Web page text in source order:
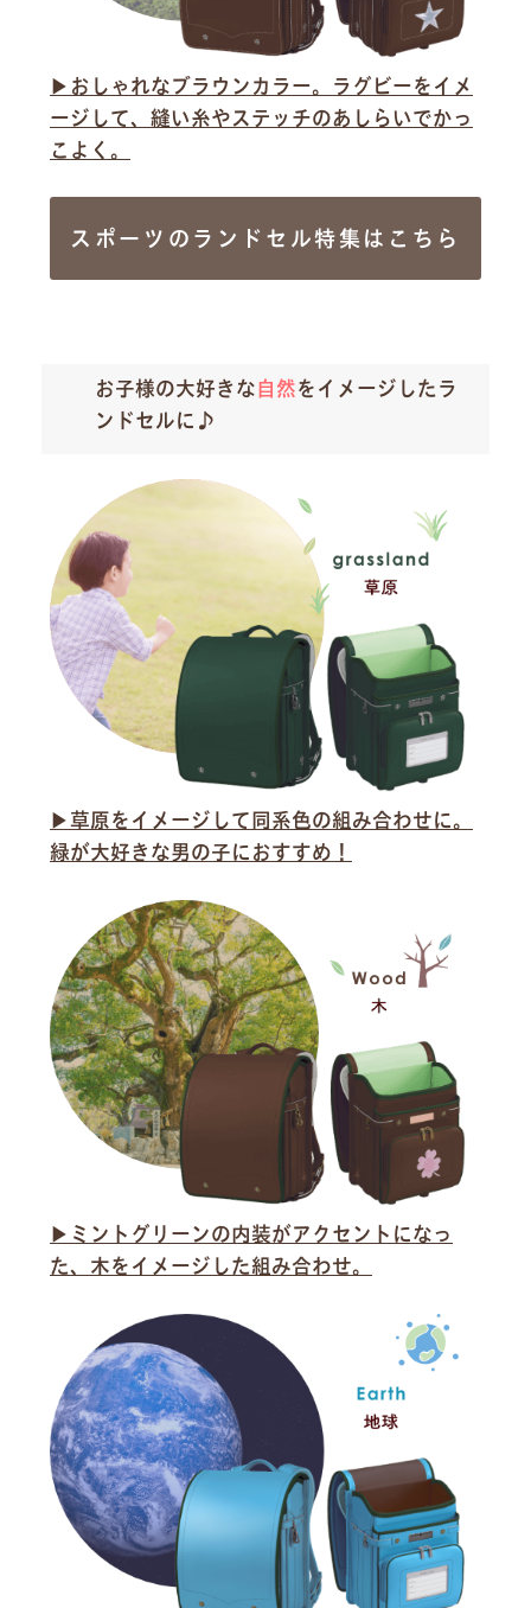
▶︎おしゃれなブラウンカラー。ラグビーをイメ
ージして、縫い糸やステッチのあしらいでかっ
こよく。
スポーツのランドセル特集はこちら
お子様の大好きな自然をイメージしたラ
ンドセルに♪
▶︎草原をイメージして同系色の組み合わせに。
緑が大好きな男の子におすすめ！
▶︎ミントグリーンの内装がアクセントになっ
た、木をイメージした組み合わせ。